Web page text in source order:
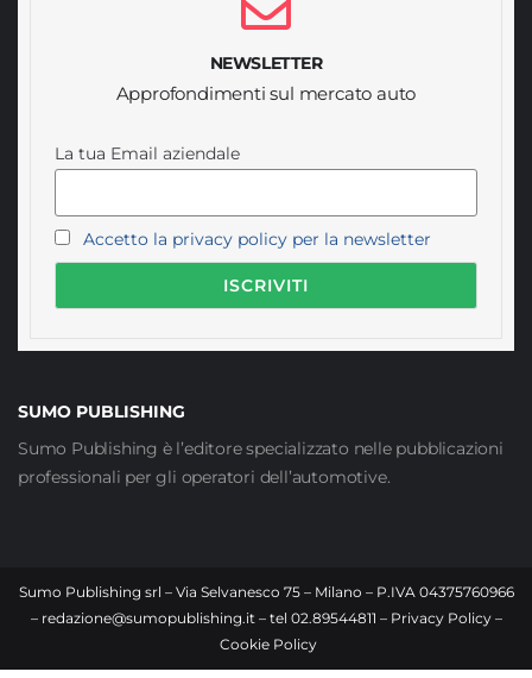
NEWSLETTER
Approfondimenti sul mercato auto
La tua Email aziendale
Accetto la privacy policy per la newsletter
SUMO PUBLISHING
Sumo Publishing è l’editore specializzato nelle pubblicazioni
professionali per gli operatori dell’automotive.
Sumo Publishing srl – Via Selvanesco 75 – Milano – P.IVA 04375760966
– redazione@sumopublishing.it – tel 02.89544811 – Privacy Policy–
Cookie Policy